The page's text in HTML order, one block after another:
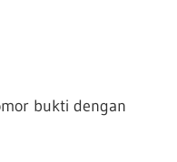
bukti dengan